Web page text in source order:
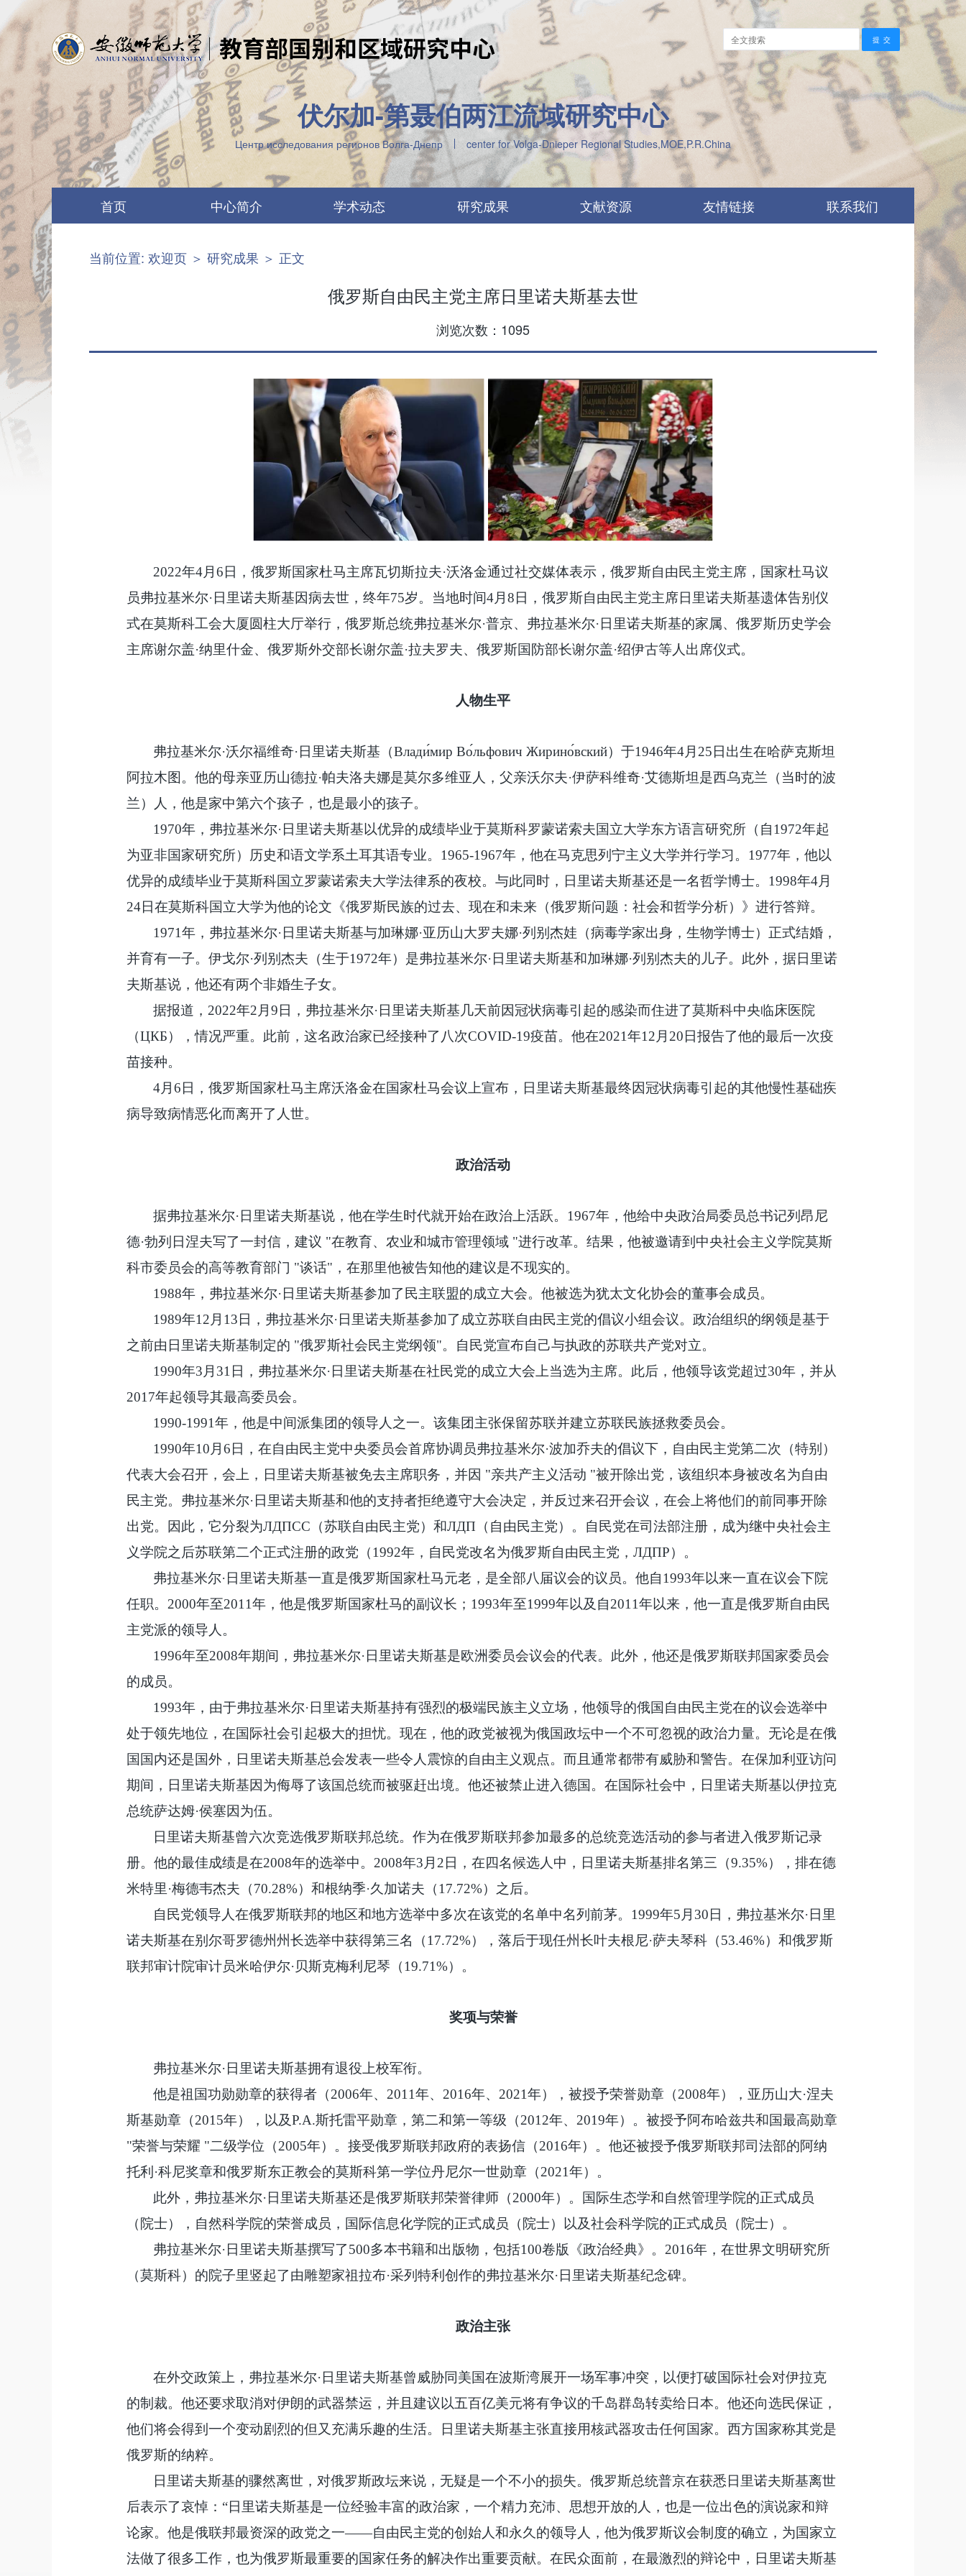
伏尔加-第聂伯两江流域研究中心
Центр исследования регионов Волга-Днепр center for Volga-Dnieper Regional Studies,MOE,P.R.China
首页
最新公告
中心简介
机构设置
学术动态 研究成果 文献资源 友情链接 联系我们
当前位置: 欢迎页 ＞ 研究成果 ＞ 正文
俄罗斯自由民主党主席日里诺夫斯基去世
浏览次数： 1095
2022年4月6日，俄罗斯国家杜马主席瓦切斯拉夫·沃洛金通过社交媒体表示，俄罗斯自由民主党主席，国家杜马议
员弗拉基米尔·日里诺夫斯基因病去世，终年75岁。当地时间4月8日，俄罗斯自由民主党主席日里诺夫斯基遗体告别仪
式在莫斯科工会大厦圆柱大厅举行，俄罗斯总统弗拉基米尔·普京、弗拉基米尔·日里诺夫斯基的家属、俄罗斯历史学会
主席谢尔盖·纳里什金、俄罗斯外交部长谢尔盖·拉夫罗夫、俄罗斯国防部长谢尔盖·绍伊古等人 出席仪式。
人物生平
弗拉基米尔·沃尔福维奇·日里诺夫斯基（Влади́мир Во́льфович Жирино́вский）于1946年4月25日出生在哈萨克斯坦
阿拉木图。他的母亲亚历山德拉·帕夫洛夫娜是莫尔多维亚人，父亲沃尔夫·伊萨科维奇·艾德斯坦是西乌克兰（当时的波
兰）人，他是家中第六个孩子，也是最小的孩子。
1970年，弗拉基米尔·日里诺夫斯基以优异的成绩毕业于莫斯科罗蒙诺索夫国立大学东方语言研究所（自1972年起
为亚非国家研究所）历史和语文学系土耳其语专业。1965-1967年，他在马克思列宁主义大学并行学习。1977年，他以
优异的成绩毕业于莫斯科国立罗蒙诺索夫大学法律系的夜校。与此同时，日里诺夫斯基还是一名哲学博士。1998年4月
24日在莫斯科国立大学为他的论文《俄罗斯民族的过去、现在和未来（俄罗斯问题：社会和哲学分析）》进行答辩。
1971年，弗拉基米尔·日里诺夫斯基与加琳娜·亚历山大罗夫娜·列别杰娃（病毒学家出身，生物学博士）正式结婚，
并育有一子。伊戈尔·列别杰夫（生于1972年）是弗拉基米尔·日里诺夫斯基和加琳娜·列别杰夫的儿子。此外，据日里诺
夫斯基说，他还有两个非婚生子女。
据报道， 2022年2月9日，弗拉基米尔·日里诺夫斯基几天前因冠状病毒引起的感染而住进了莫斯科中央临床医院
（ЦКБ），情况严重。此前，这名政治家已经接种了八次COVID-19疫苗。他在2021年12月20日报告了他的最后一次疫
苗接种。
4月6日，俄罗斯国家杜马主席沃洛金在国家杜马会议上宣布，日里诺夫斯基最终因冠状病毒引起的其他慢性基础疾
病导致病情恶化而离开了人世。
政治活动
据弗拉基米尔·日里诺夫斯基说，他在学生时代就开始在政治上活跃。1967年，他给中央政治局委员总书记列昂尼
德·勃列日涅夫写了一封信，建议 "在教育、农业和城市管理领域 "进行改革。结果，他被邀请到中央社会主义学院莫斯
科市委员会的高等教育部门 "谈话"，在那里他被告知他的建议是不现实的。
1988年，弗拉基米尔·日里诺夫斯基参加了民主联盟的成立大会。他被选为犹太文化协会的董事会成员。
1989年12月13日，弗拉基米尔·日里诺夫斯基参加了成立苏联自由民主党的倡议小组会议。政治组织的纲领是基于
之前由日里诺夫斯基制定的 "俄罗斯社会民主党纲领"。自民党宣布自己与执政的苏联共产党对立。
1990年3月31日，弗拉基米尔·日里诺夫斯基在社民党的成立大会上当选为主席。此后，他领导该党超过30年，并从
2017年起领导其最高委员会。
1990-1991年，他是中间派集团的领导人之一。该集团主张保留苏联并建立苏联民族拯救委员会。
1990年10月6日，在自由民主党中央委员会首席协调员弗拉基米尔·波加乔夫的倡议下，自由民主党第二次（特别）
代表大会召开，会上，日里诺夫斯基被免去主席职务，并因 "亲共产主义活动 "被开除出党，该组织本身被改名为自由
民主党。弗拉基米尔·日里诺夫斯基和他的支持者拒绝遵守大会决定，并反过来召开会议，在会上将他们的前同事开除
出党。因此，它分裂为ЛДПСС（苏联自由民主党）和ЛДП（自由民主党）。自民党在司法部注册，成为继中央社会主
义学院之后苏联第二个正式注册的政党（1992年，自民党改名为俄罗斯自由民主党，ЛДПР）。
弗拉基米尔·日里诺夫斯基一直是俄罗斯国家杜马元老，是全部八届议会的议员。他自1993年以来一直在议会下院
任职。2000年至2011年，他是俄罗斯国家杜马的副议长；1993年至1999年以及自2011年以来，他一直是俄罗斯自由民
主党派的领导人。
1996年至2008年期间，弗拉基米尔·日里诺夫斯基是欧洲委员会议会的代表。此外，他还是俄罗斯联邦国家委员会
的成员。
1993年，由于弗拉基米尔·日里诺夫斯基持有强烈的极端民族主义立场，他领导的俄国自由民主党在的议会选举中
处于领先地位，在国际社会引起极大的担忧。现在，他的政党被视为俄国政坛中一个不可忽视的政治力量。无论是在俄
国国内还是国外，日里诺夫斯基总会发表一些令人震惊的自由主义观点。而且通常都带有威胁和警告。在保加利亚访问
期间，日里诺夫斯基因为侮辱了该国总统而被驱赶出境。他还被禁止进入德国。在国际社会中，日里诺夫斯基以伊拉克
总统萨达姆·侯塞因为伍。
日里诺夫斯基曾六次竞选俄罗斯联邦总统。作为在俄罗斯联邦参加最多的总统竞选活动的参与者进入俄罗斯记录
册。他的最佳成绩是在2008年的选举中。2008年3月2日，在四名候选人中，日里诺夫斯基排名第三（9.35%），排在德
米特里·梅德韦杰夫（70.28%）和根纳季·久加诺夫（17.72%）之后。
自民党领导人在俄罗斯联邦的地区和地方选举中多次在该党的名单中名列前茅。 1999年5月30日，弗拉基米尔·日里
诺夫斯基在别尔哥罗德州州长选举中获得第三名（17.72%），落后于现任州长叶夫根尼·萨夫琴科（53.46%）和俄罗斯
联邦审计院审计员米哈伊尔·贝斯克梅利尼琴（19.71%）。
奖项与荣誉
弗拉基米尔·日里诺夫斯基拥有退役上校军衔。
他是祖国功勋勋章的获得者（2006年、2011年、2016年、2021年），被授予荣誉勋章（2008年），亚历山大·涅夫
斯基勋章（2015年），以及P.A.斯托雷平勋章，第二和第一等级（2012年、2019年）。被授予阿布哈兹共和国最高勋章
"荣誉与荣耀 "二级学位（2005年）。接受俄罗斯联邦政府的表扬信（2016年）。他还被授予俄罗斯联邦司法部的阿纳
托利·科尼奖章和俄罗斯东正教会的莫斯科第一学位丹尼尔一世勋章（2021年）。
此外，弗拉基米尔·日里诺夫斯基还是俄罗斯联邦荣誉律师（2000年）。国际生态学和自然管理学院的正式成员
（院士），自然科学院的荣誉成员，国际信息化学院的正式成员（院士）以及社会科学院的正式成员（院士）。
弗拉基米尔·日里诺夫斯基撰写了500多本书籍和出版物，包括100卷版《政治经典》。2016年，在世界文明研究所
（莫斯科）的院子里竖起了由雕塑家祖拉布·采列特利创作的弗拉基米尔·日里诺夫斯基纪念碑。
政治主张
在外交政策上，弗拉基米尔·日里诺夫斯基曾威胁同美国在波斯湾展开一场军事冲突，以便打破国际社会对伊拉克
的制裁。他还要求取消对伊朗的武器禁运，并且建议以五百亿美元将有争议的千岛群岛转卖给日本。他还向选民保证，
他们将会得到一个变动剧烈的但又充满乐趣的生活。日里诺夫斯基主张直接用核武器攻击任何国家。西方国家称其党是
俄罗斯的纳粹。
日里诺夫斯基的骤然离世，对俄罗斯政坛来说，无疑是一个不小的损失。俄罗斯总统普京在获悉日里诺夫斯基离世
后表示了哀悼： “日里诺夫斯基是一位经验丰富的政治家，一个精力充沛、思想开放的人，也是一位出色的演说家和辩
论家。他是俄联邦最资深的政党之一——自由民主党的创始人和永久的领导人，他为俄罗斯议会制度的确立，为国家立
法做了很多工作，也为俄罗斯最重要的国家任务的解决作出重要贡献。在民众面前，在最激烈的辩论中，日里诺夫斯基